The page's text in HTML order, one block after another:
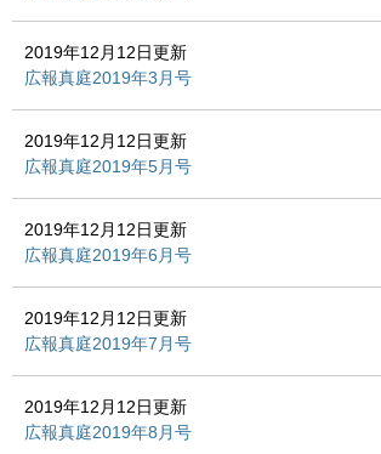
2019年12月12日更新
広報真庭2019年3月号
2019年12月12日更新
広報真庭2019年5月号
2019年12月12日更新
広報真庭2019年6月号
2019年12月12日更新
広報真庭2019年7月号
2019年12月12日更新
広報真庭2019年8月号